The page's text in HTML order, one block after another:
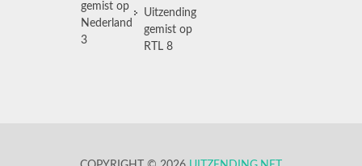
gemist op
Nederland
3
Uitzending
gemist op
RTL 8